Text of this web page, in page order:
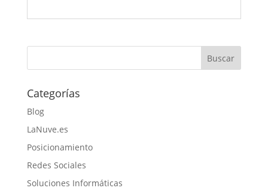
Categorías
Blog
LaNuve.es
Posicionamiento
Redes Sociales
Soluciones Informáticas